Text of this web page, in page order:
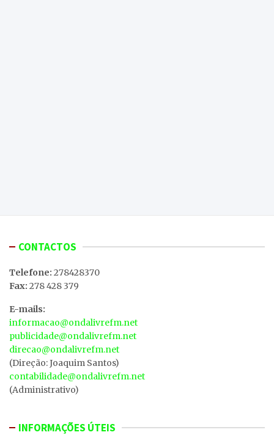
CONTACTOS
Telefone: 278428370
Fax: 278 428 379
E-mails:
informacao@ondalivrefm.net
publicidade@ondalivrefm.net
direcao@ondalivrefm.net
(Direção: Joaquim Santos)
contabilidade@ondalivrefm.net
(Administrativo)
INFORMAÇÕES ÚTEIS